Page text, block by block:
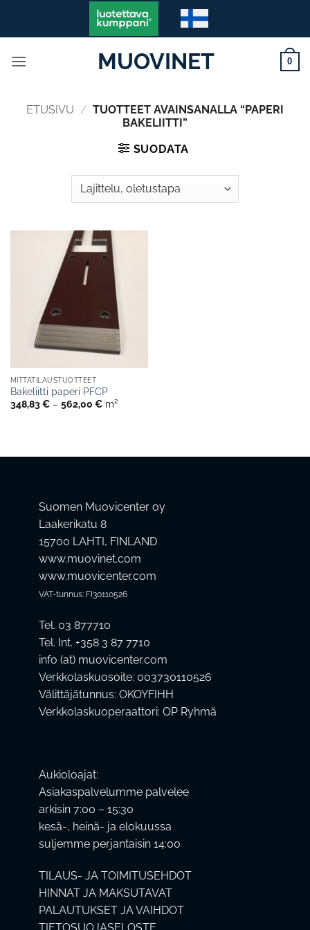
MUOVINET 0
ETUSIVU / TUOTTEET AVAINSANALLA “PAPERI
BAKELIITTI”
SUODATA
MITTATILAUSTUOTTEET
Bakeliitti paperi PFCP
348,83€ – 562,00 €Hintaluokka:
m²
Suomen Muovicenter oy
Laakerikatu 8
15700 LAHTI, FINLAND
www.muovinet.com
www.muovicenter.com
VAT-tunnus: FI30110526
Tel. 03 877710
Tel. Int. +358 3 87 7710
info (at) muovicenter.com
Verkkolaskuosoite: 003730110526
Välittäjätunnus: OKOYFIHH
Verkkolaskuoperaattori: OP Ryhmä
Aukioloajat:
Asiakaspalvelumme palvelee
arkisin 7:00 – 15:30
kesä-, heinä- ja elokuussa
suljemme perjantaisin 14:00
TILAUS- JA TOIMITUSEHDOT
HINNAT JA MAKSUTAVAT
PALAUTUKSET JA VAIHDOT